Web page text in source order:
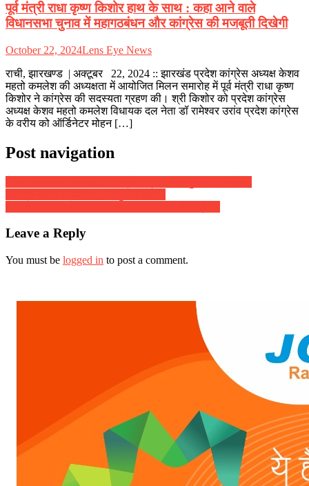
पूर्व मंत्री राधा कृष्ण किशोर हाथ के साथ : कहा आने वाले
विधानसभा चुनाव में महागठबंधन और कांग्रेस की मजबूती दिखेगी
October 22, 2024Lens Eye News
राची, झारखण्ड | अक्टूबर 22, 2024 :: झारखंड प्रदेश कांग्रेस अध्यक्ष केशव
महतो कमलेश की अध्यक्षता में आयोजित मिलन समारोह में पूर्व मंत्री राधा कृष्ण
किशोर ने कांग्रेस की सदस्यता ग्रहण की। श्री किशोर को प्रदेश कांग्रेस
अध्यक्ष केशव महतो कमलेश विधायक दल नेता डॉ रामेश्वर उरांव प्रदेश कांग्रेस
के वरीय को ऑर्डिनेटर मोहन […]
Post navigation
Leave a Reply
You must be logged in to post a comment.